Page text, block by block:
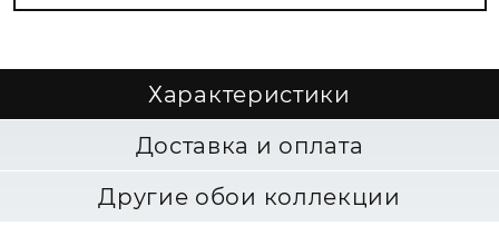
Характеристики
Доставка и оплата
Другие обои коллекции